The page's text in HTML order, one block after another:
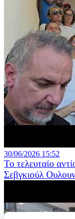
30/06/2026 15:52
Το τελευταίο
Σεβγκιούλ